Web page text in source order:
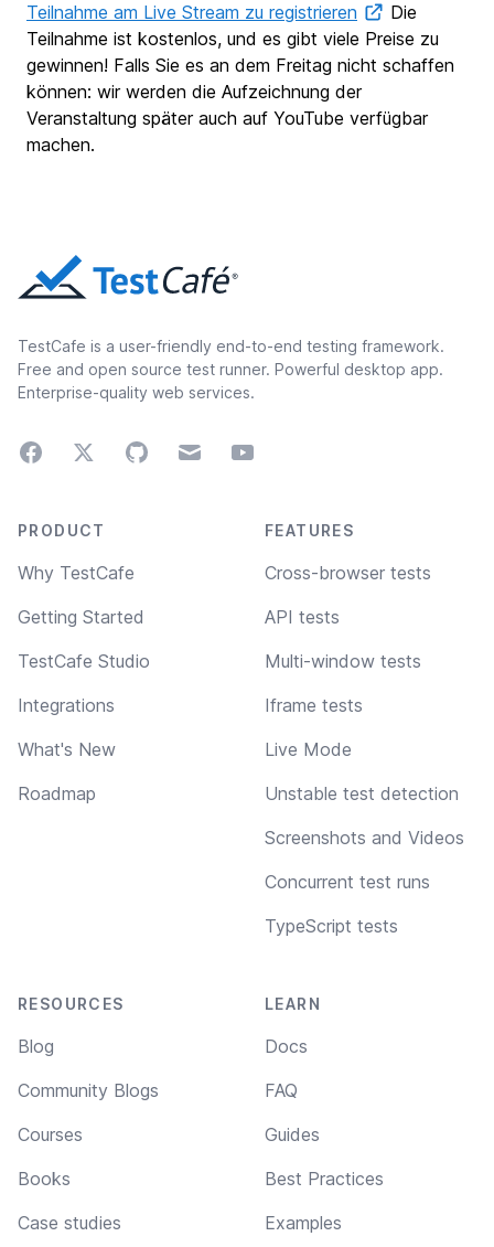
Teilnahme am Live Stream zu registrieren
Die
Teilnahme ist kostenlos, und es gibt viele Preise zu
gewinnen! Falls Sie es an dem Freitag nicht schaffen
können: wir werden die Aufzeichnung der
Veranstaltung später auch auf YouTube verfügbar
machen.
TestCafe is a user-friendly end-to-end testing framework.
Free and open source test runner. Powerful desktop app.
Enterprise-quality web services.
FacebookTwitterGitHubEmail Youtube
Footer navigation
PRODUCT
Why TestCafe
Getting Started
TestCafe Studio
Integrations
What's New
Roadmap
FEATURES
Cross-browser tests
API tests
Multi-window tests
Iframe tests
Live Mode
Unstable test detection
Screenshots and Videos
Concurrent test runs
TypeScript tests
RESOURCES
Blog
Community Blogs
Courses
Books
Case studies
LEARN
Docs
FAQ
Guides
Best Practices
Examples